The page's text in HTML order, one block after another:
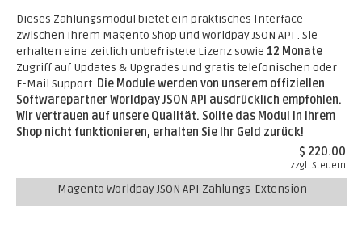
Dieses Zahlungsmodul bietet ein praktisches Interface
zwischen Ihrem Magento Shop und Worldpay JSON API . Sie
erhalten eine zeitlich unbefristete Lizenz sowie 12 Monate
Zugriff auf Updates & Upgrades und gratis telefonischen oder
E-Mail Support. Die Module werden von unserem offiziellen
Softwarepartner Worldpay JSON API ausdrücklich empfohlen.
Wir vertrauen auf unsere Qualität. Sollte das Modul in Ihrem
Shop nicht funktionieren, erhalten Sie Ihr Geld zurück!
$ 220.00
zzgl. Steuern
Magento Worldpay JSON API Zahlungs-Extension